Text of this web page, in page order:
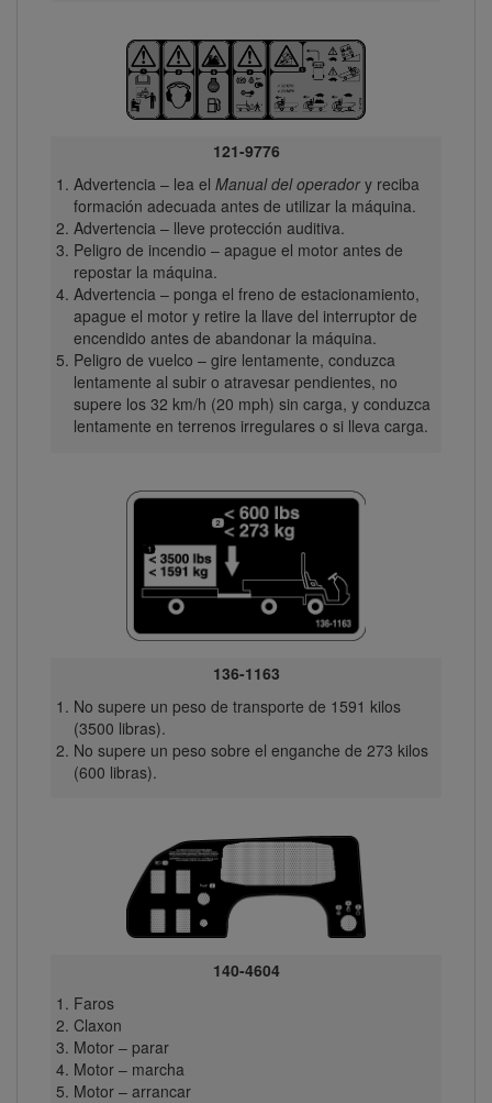
121-9776
Advertencia – lea el Manual del operadory reciba
formación adecuada antes de utilizar la máquina.
Advertencia – lleve protección auditiva.
Peligro de incendio – apague el motor antes de
repostar la máquina.
Advertencia – ponga el freno de estacionamiento,
apague el motor y retire la llave del interruptor de
encendido antes de abandonar la máquina.
Peligro de vuelco – gire lentamente, conduzca
lentamente al subir o atravesar pendientes, no
supere los 32 km/h (20 mph) sin carga, y conduzca
lentamente en terrenos irregulares o si lleva carga.
136-1163
No supere un peso de transporte de 1591 kilos
(3500 libras).
No supere un peso sobre el enganche de 273 kilos
(600 libras).
140-4604
Faros
Claxon
Motor – parar
Motor – marcha
Motor – arrancar